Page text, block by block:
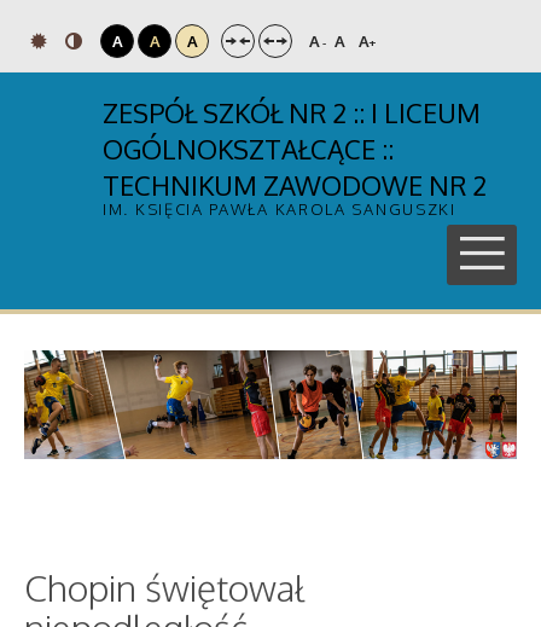
A A A A- A A+
ZESPÓŁ SZKÓŁ NR 2 :: I LICEUM
OGÓLNOKSZTAŁCĄCE ::
TECHNIKUM ZAWODOWE NR 2
IM. KSIĘCIA PAWŁA KAROLA SANGUSZKI
Chopin świętował